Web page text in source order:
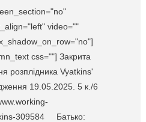
video=""
css=""] Закрита
розплідника Vyatkins'
19.05.2025. 5 к./6
309584 Батько: